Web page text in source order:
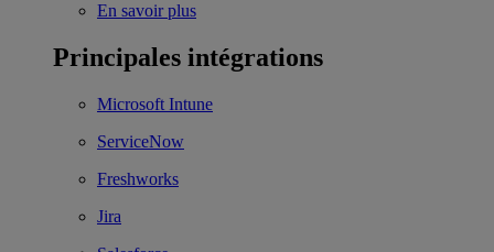
En savoir plus
Principales intégrations
Microsoft Intune
ServiceNow
Freshworks
Jira